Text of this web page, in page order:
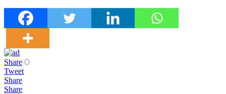
Share 0
Tweet
Share
Share